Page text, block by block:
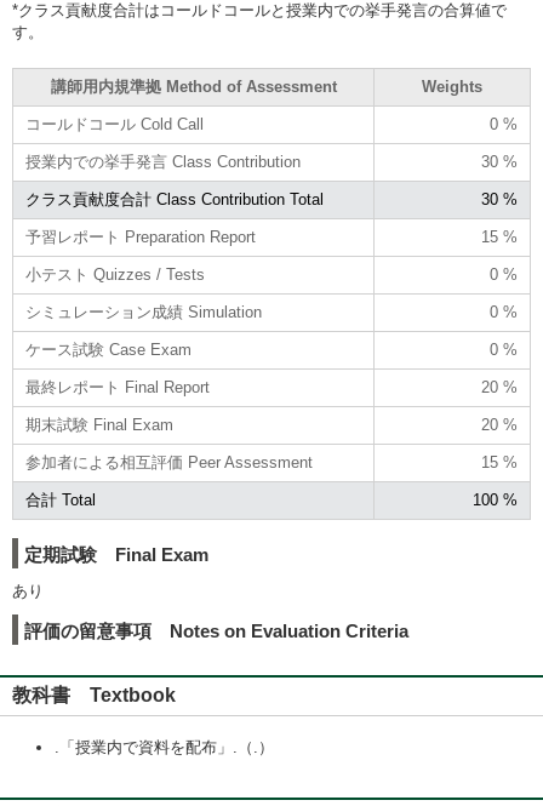
*クラス貢献度合計はコールドコールと授業内での挙手発言の合算値で
す。
講師用内規準拠 Method of Assessment Weights
コールドコール Cold Call 0 %
授業内での挙手発言 Class Contribution 30 %
クラス貢献度合計 Class Contribution Total 30 %
予習レポート Preparation Report 15 %
小テスト Quizzes / Tests 0 %
シミュレーション成績 Simulation 0 %
ケース試験 Case Exam 0 %
最終レポート Final Report 20 %
期末試験 Final Exam 20 %
参加者による相互評価 Peer Assessment 15 %
合計 Total 100 %
定期試験 Final Exam
あり
評価の留意事項 Notes on Evaluation Criteria
教科書 Textbook
.「授業内で資料を配布」.（.）